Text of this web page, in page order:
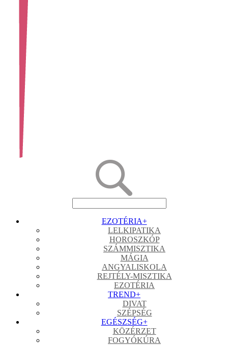
EZOTÉRIA+
LELKIPATIKA
HOROSZKÓP
SZÁMMISZTIKA
MÁGIA
ANGYALISKOLA
REJTÉLY-MISZTIKA
EZOTÉRIA
TREND+
DIVAT
SZÉPSÉG
EGÉSZSÉG+
KÖZÉRZET
FOGYÓKÚRA